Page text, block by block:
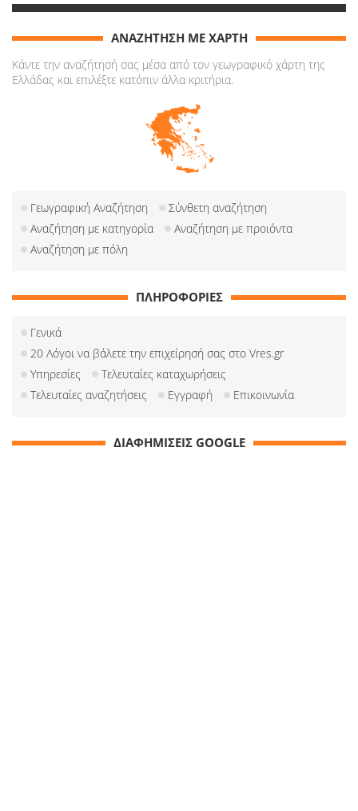
ΑΝΑΖΗΤΗΣΗ ΜΕ ΧΑΡΤΗ
Κάντε την αναζήτησή σας μέσα από τον γεωγραφικό χάρτη της
Ελλάδας και επιλέξτε κατόπιν άλλα κριτήρια.
Γεωγραφική Αναζήτηση
Σύνθετη αναζήτηση
Αναζήτηση με κατηγορία
Αναζήτηση με προιόντα
Αναζήτηση με πόλη
ΠΛΗΡΟΦΟΡΙΕΣ
Γενικά
20 Λόγοι να βάλετε την επιχείρησή σας στο Vres.gr
Υπηρεσίες
Τελευταίες καταχωρήσεις
Τελευταίες αναζητήσεις
Εγγραφή Επικοινωνία
ΔΙΑΦΗΜΙΣΕΙΣ GOOGLE